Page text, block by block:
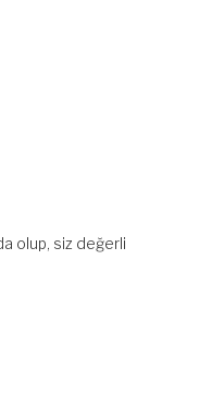
olup, siz değerli